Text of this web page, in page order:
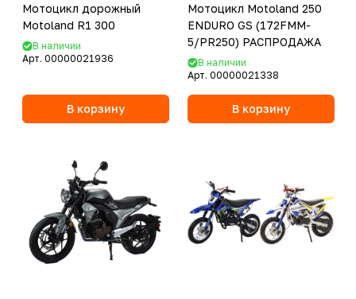
Мотоцикл дорожный
Motoland R1 300
В наличии
Арт. 00000021936
В корзину
Мотоцикл Motoland 250
ENDURO GS (172FMM-
5/PR250) РАСПРОДАЖА
В наличии
Арт. 00000021338
В корзину